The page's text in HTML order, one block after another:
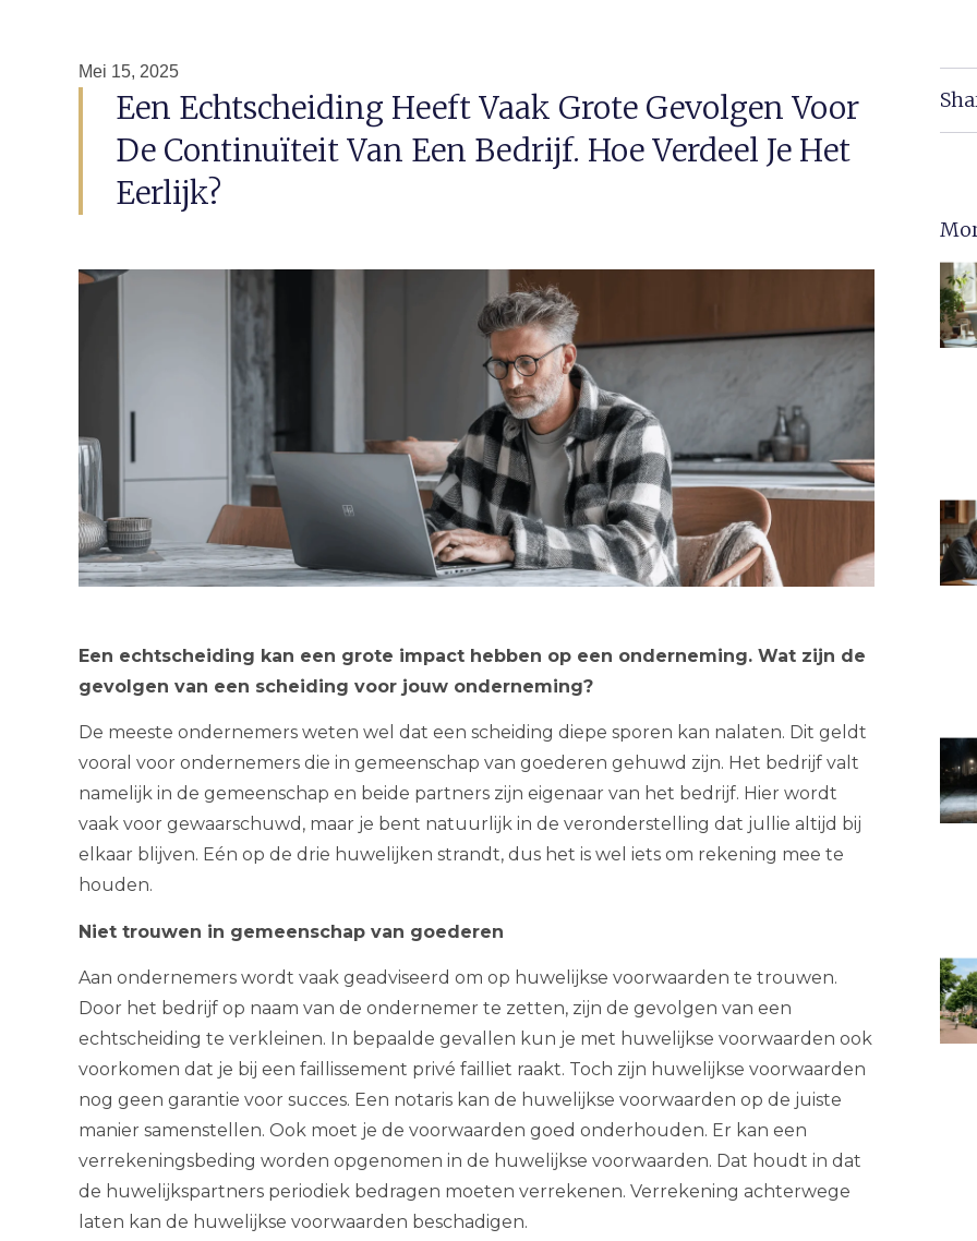
Mei 15, 2025
Een Echtscheiding Heeft Vaak Grote Gevolgen Voor
De Continuïteit Van Een Bedrijf. Hoe Verdeel Je Het
Eerlijk?
Een echtscheiding kan een grote impact hebben op een onderneming. Wat zijn de
gevolgen van een scheiding voor jouw onderneming?
De meeste ondernemers weten wel dat een scheiding diepe sporen kan nalaten. Dit geldt
vooral voor ondernemers die in gemeenschap van goederen gehuwd zijn. Het bedrijf valt
namelijk in de gemeenschap en beide partners zijn eigenaar van het bedrijf. Hier wordt
vaak voor gewaarschuwd, maar je bent natuurlijk in de veronderstelling dat jullie altijd bij
elkaar blijven. Eén op de drie huwelijken strandt, dus het is wel iets om rekening mee te
houden.
Niet trouwen in gemeenschap van goederen
Aan ondernemers wordt vaak geadviseerd om op huwelijkse voorwaarden te trouwen.
Door het bedrijf op naam van de ondernemer te zetten, zijn de gevolgen van een
echtscheiding te verkleinen. In bepaalde gevallen kun je met huwelijkse voorwaarden ook
voorkomen dat je bij een faillissement privé failliet raakt. Toch zijn huwelijkse voorwaarden
nog geen garantie voor succes. Een notaris kan de huwelijkse voorwaarden op de juiste
manier samenstellen. Ook moet je de voorwaarden goed onderhouden. Er kan een
verrekeningsbeding worden opgenomen in de huwelijkse voorwaarden. Dat houdt in dat
de huwelijkspartners periodiek bedragen moeten verrekenen. Verrekening achterwege
laten kan de huwelijkse voorwaarden beschadigen.